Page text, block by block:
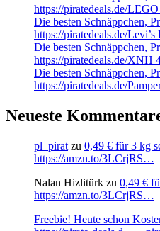
https://piratedeals.de/
Die besten Schnäppchen,
https://piratedeals.de/
Die besten Schnäppchen,
https://piratedeals.de/
Die besten Schnäppchen,
https://piratedeals.de/
Neueste
pl_pirat zu 0,49 € für 3 kg
https://amzn.to/3LCrjRS…
Nalan Hizlitürk zu 0,49 €
https://amzn.to/3LCrjRS…
Freebie! Heute schon